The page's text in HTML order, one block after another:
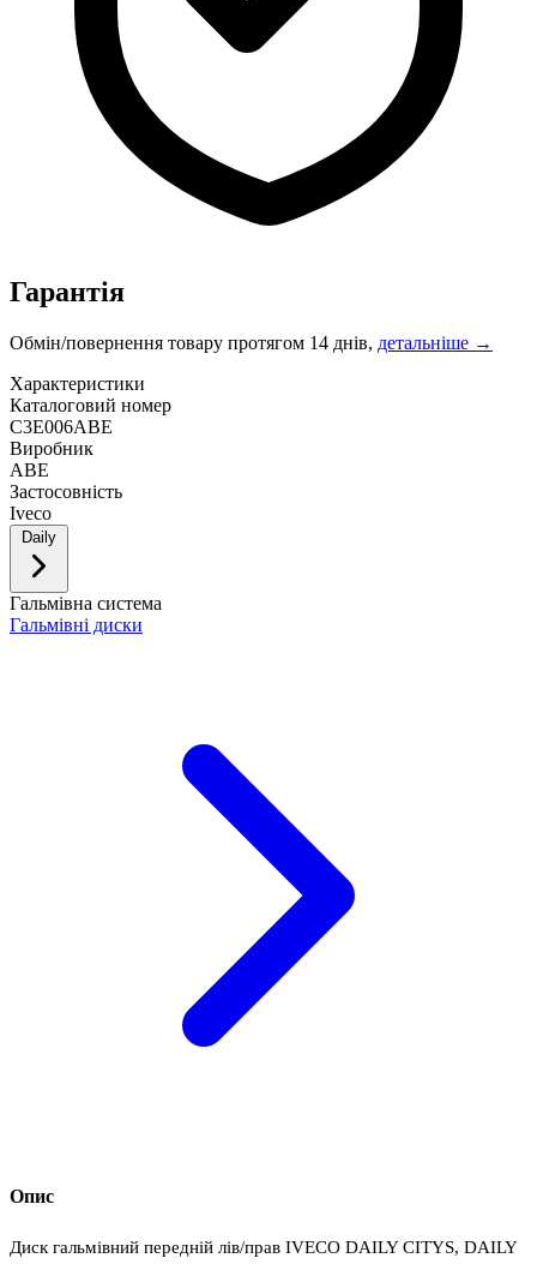
Гарантія
Обмін/повернення товару протягом 14 днів, детальніше →
Характеристики
Каталоговий номер
C3E006ABE
Виробник
ABE
Застосовність
Iveco
Гальмівна система
Гальмівні диски
Опис
Диск гальмівний передній лів/прав IVECO DAILY CITYS, DAILY